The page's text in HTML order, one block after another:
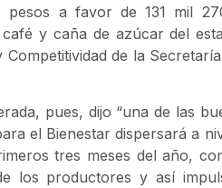
pesos a favor de 131 mil
y caña de azúcar del
de la
pues, dijo “una de las
el Bienestar dispersará a
tres meses del año,
los productores y así